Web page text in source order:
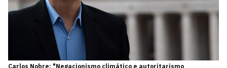
Carlos Nobre: "Negacionismo climático e autoritarismo